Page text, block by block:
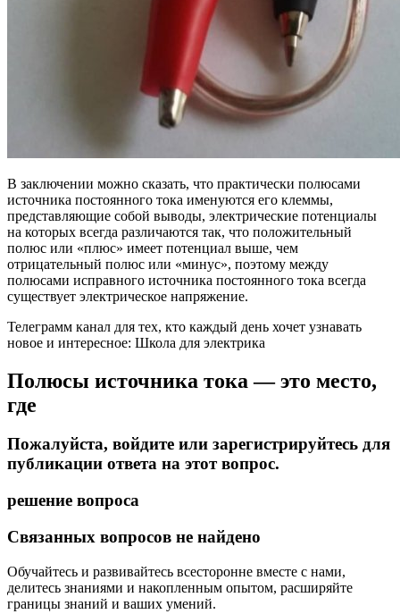
В заключении можно сказать, что практически полюсами
источника постоянного тока именуются его клеммы,
представляющие собой выводы, электрические потенциалы
на которых всегда различаются так, что положительный
полюс или «плюс» имеет потенциал выше, чем
отрицательный полюс или «минус», поэтому между
полюсами исправного источника постоянного тока всегда
существует электрическое напряжение.
Телеграмм канал для тех, кто каждый день хочет узнавать
новое и интересное: Школа для электрика
Полюсы источника тока — это место,
где
Пожалуйста, войдите или зарегистрируйтесь для
публикации ответа на этот вопрос.
решение вопроса
Связанных вопросов не найдено
Обучайтесь и развивайтесь всесторонне вместе с нами,
делитесь знаниями и накопленным опытом, расширяйте
границы знаний и ваших умений.